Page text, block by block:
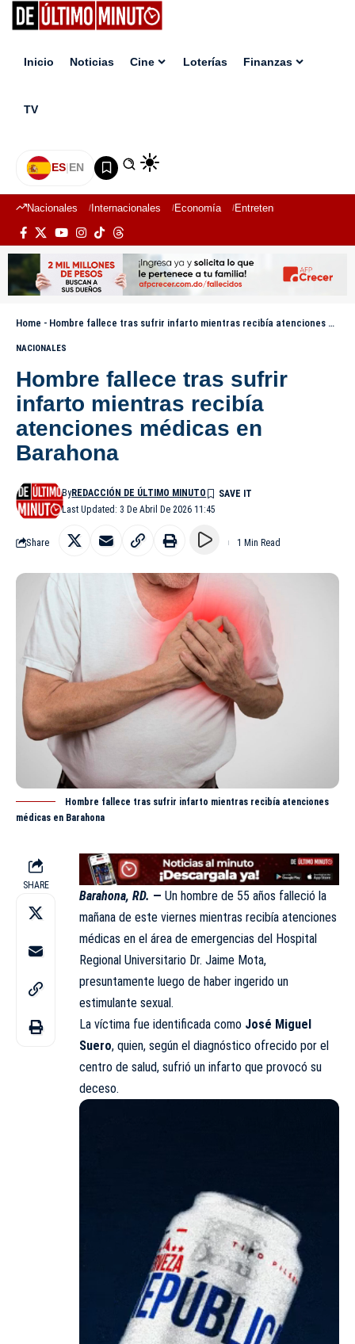
Inicio Noticias Cine Loterías Finanzas
TV
ES|EN
Nacionales Internacionales Economía Entretenimiento
Home - Hombre fallece tras sufrir infarto mientras recibía atenciones médicas en Barahona
NACIONALES
Hombre fallece tras sufrir
infarto mientras recibía
atenciones médicas en
Barahona
Last Updated: 3 De Abril De 2026 11:45
ByREDACCIÓN DE ÚLTIMO MINUTO
Share 1 Min Read
Hombre fallece tras sufrir infarto mientras recibía atenciones
médicas en Barahona
SHARE
Barahona, RD. — Un hombre de 55 años falleció la
mañana de este viernes mientras recibía atenciones
médicas en el área de emergencias del Hospital
Regional Universitario Dr. Jaime Mota,
presuntamente luego de haber ingerido un
estimulante sexual.
La víctima fue identificada como José Miguel
Suero, quien, según el diagnóstico ofrecido por el
centro de salud, sufrió un infarto que provocó su
deceso.